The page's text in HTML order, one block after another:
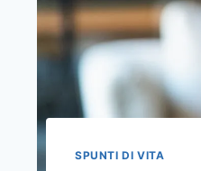
SPUNTI DI VITA